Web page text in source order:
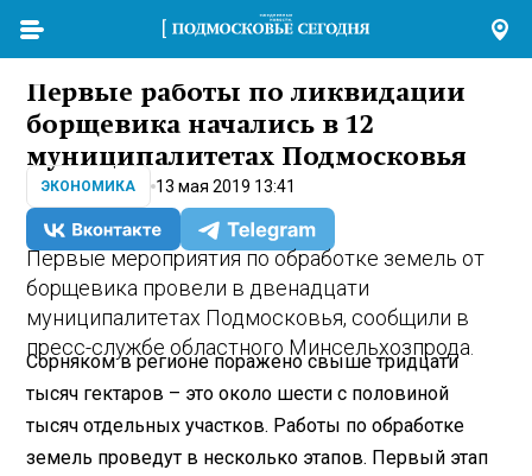
Первые работы по ликвидации
борщевика начались в 12
муниципалитетах Подмосковья
ЭКОНОМИКА 13 мая 2019 13:41
Первые мероприятия по обработке земель от
борщевика провели в двенадцати
муниципалитетах Подмосковья, сообщили в
пресс-службе областного Минсельхозпрода.
Сорняком в регионе поражено свыше тридцати
тысяч гектаров – это около шести с половиной
тысяч отдельных участков. Работы по обработке
земель проведут в несколько этапов. Первый этап